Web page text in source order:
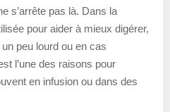
s’arrête pas là. Dans la
pour aider à mieux digérer,
peu lourd ou en cas
l’une des raisons pour
en infusion ou dans des